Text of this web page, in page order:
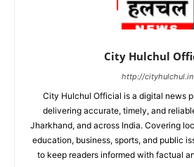
City Hulchul
http://cityhulchul.in
City Hulchul Official is a digital news
delivering accurate, timely, and
Jharkhand, and across India. Covering
education, business, sports, and public
to keep readers informed with factual